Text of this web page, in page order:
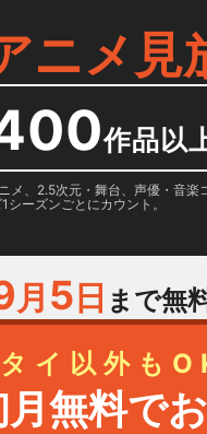
ニメ見
作品以
、2.5次元・舞台、声優・音
ーズンごとにカウント。
月 5 日 まで無
イ以外も
無料で